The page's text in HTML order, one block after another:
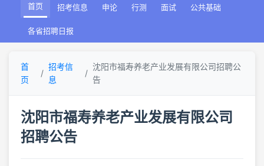
首页 招考信息 申论 行测 面试 公共基础
各省招聘日报
首
页
招考信
息
沈阳市福寿养老产业发展有限公司招聘公
告
沈阳市福寿养老产业发展有限公司
招聘公告